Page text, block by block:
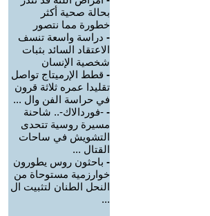
بحالة صحية أكثر
خطورة مما نتصور
- دراسة واسعة تنسف
الاعتقاد السائد بثبات
شخصية الإنسان
- قطط الإرميتاج تواصل
تقليدا عمره ثلاثة قرون
في حراسة الفن وال ...
- -فوردالاك-.. شاحنة
مسيرة روسية تتحدى
التشويش في ساحات
القتال ...
- باحثون روس يطورون
خوارزمية مستوحاة من
النحل الطنان لتثبيت ال
...